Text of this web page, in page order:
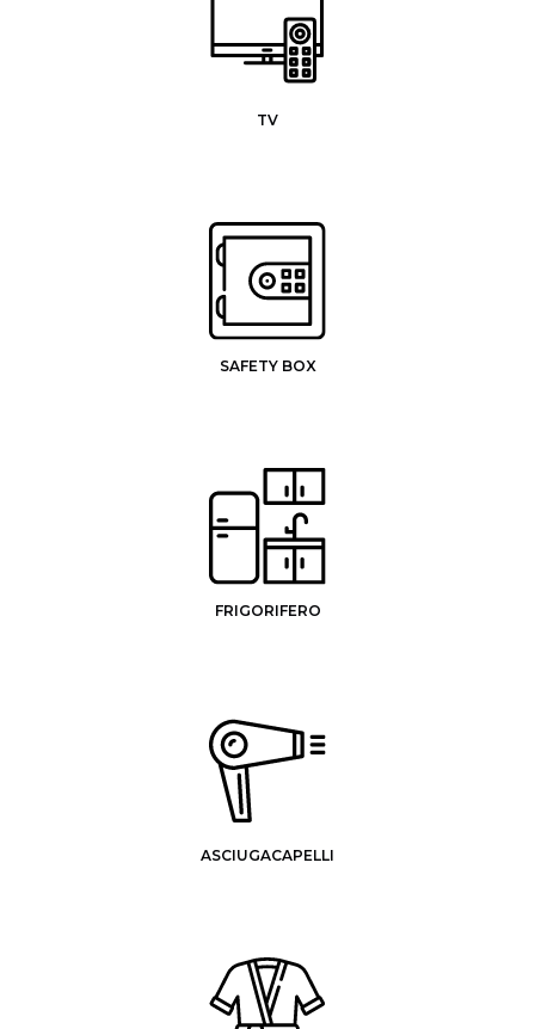
TV
SAFETY BOX
FRIGORIFERO
ASCIUGACAPELLI